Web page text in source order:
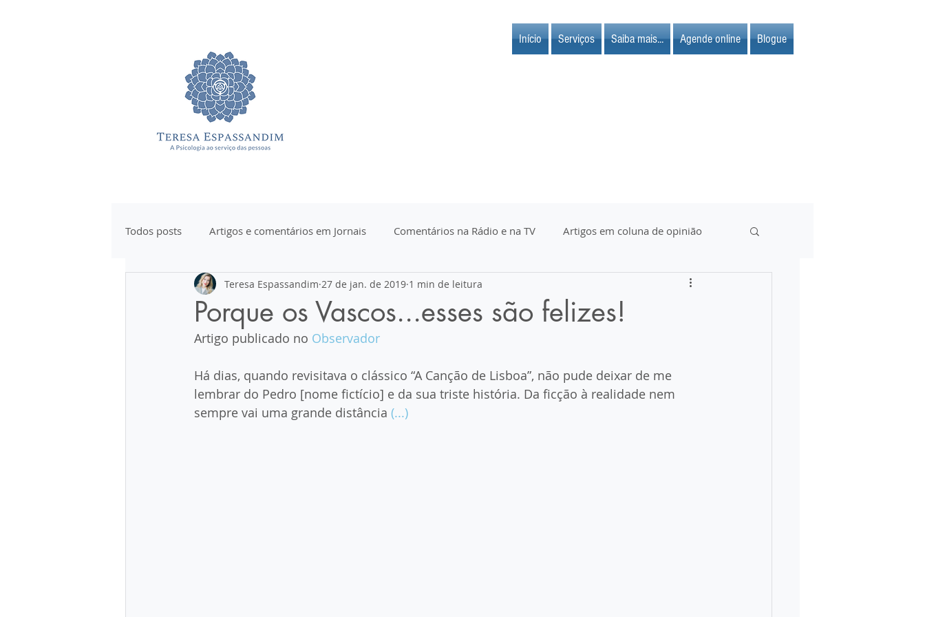
Início Serviços Saiba mais... Agende online Blogue
Todos posts Artigos e comentários em Jornais Comentários na Rádio e na TV Artigos em coluna de opinião
Porque os Vascos...esses são felizes!
Teresa Espassandim 27 de jan. de 2019 1 min de leitura
Artigo publicado no Observador
Há dias, quando revisitava o clássico “A Canção de Lisboa”, não pude deixar de me
lembrar do Pedro [nome fictício] e da sua triste história. Da ficção à realidade nem
sempre vai uma grande distância (...)